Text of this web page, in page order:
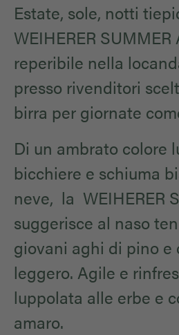
Estate, sole, notti
WEIHERER SUMMER
reperibile nella
presso rivenditori
birra per giornate
Di un ambrato colore
bicchiere e schiuma
neve, la WEIHERER
suggerisce al naso
giovani aghi di pino e
leggero. Agile e
luppolata alle erbe e
amaro.